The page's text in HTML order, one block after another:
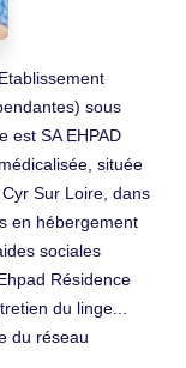
sous
est SA EHPAD
située
Sur Loire, dans
en hébergement
sociales
Résidence
du linge...
du réseau